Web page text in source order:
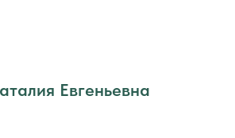
Евгеньевна